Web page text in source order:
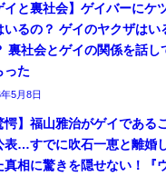
イと裏社会】ゲイバーにケ
いるの？ ゲイのヤクザはい
裏社会とゲイの関係を話し
った
5月8日
愕】福山雅治がゲイである
表…すでに吹石一恵と離婚
真相に驚きを隠せない！『